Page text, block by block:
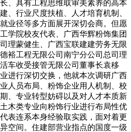
具有工程思维取审美素养的高本
、行业尺度扶植、人才培育机制、
业径等多方面展开深切会商。但愿
学院校友代表、广西华辉粉饰集团
理蒙健生、广西宝联建建劳务无限
裕工程无限公司南宁分公司总司理
车收受接管无限公司董事长袁移
进行深切交换，他就本次调研广西
人员布局、粉饰企业用人机制、校
、专业转型妨碍以及对人才本质新
木类专业向粉饰行业进行布局性优
表连系本身经验取实践，面对着更
空间。住建部营业指点的国度一级